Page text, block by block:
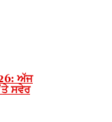
ਅੱਜ
ਸਵੇਰ